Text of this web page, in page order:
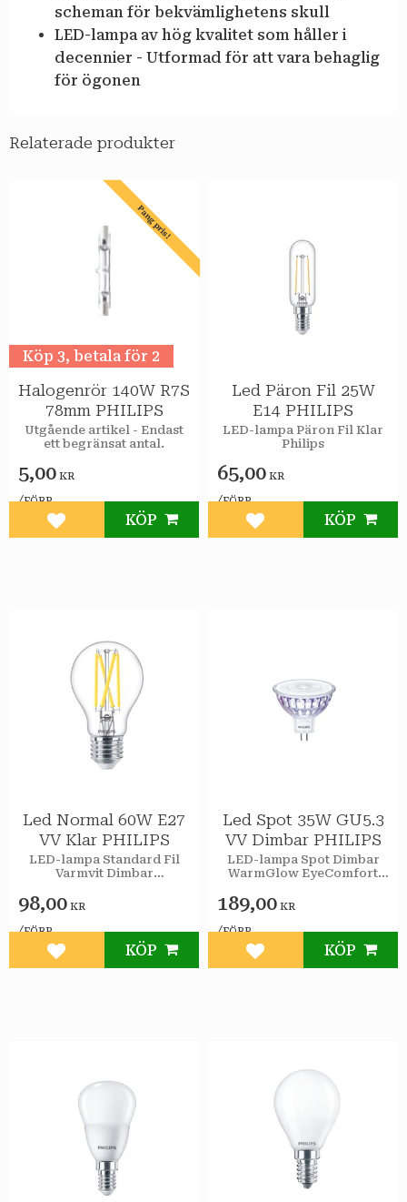
scheman för bekvämlighetens skull
LED-lampa av hög kvalitet som håller i
decennier - Utformad för att vara behaglig
för ögonen
Relaterade produkter
Köp 3, betala för 2
Halogenrör 140W R7S
78mm PHILIPS
​Utgående artikel - Endast
ett begränsat antal.
5,00 KR
/FÖRP
Pang pris!
Lägg till i favoriter
KÖP
Led Päron Fil 25W
E14 PHILIPS
LED-lampa Päron Fil Klar
Philips
65,00 KR
/FÖRP
Lägg till i favoriter
KÖP
Led Normal 60W E27
VV Klar PHILIPS
LED-lampa Standard Fil
Varmvit Dimbar
98,00 KR
/FÖRP
Lägg till i favoriter
KÖP
Led Spot 35W GU5.3
VV Dimbar PHILIPS
LED-lampa Spot Dimbar
WarmGlow EyeComfort
189,00 KR
/FÖRP
Lägg till i favoriter
KÖP